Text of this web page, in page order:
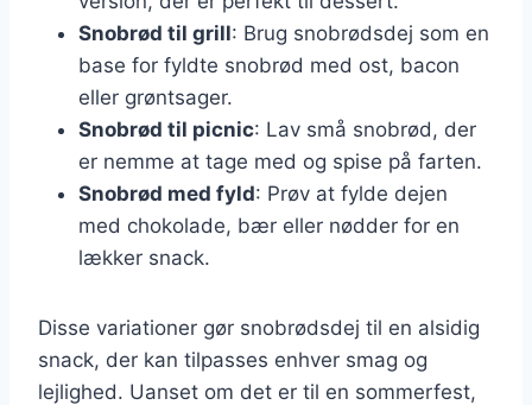
Snobrød til grill: Brug snobrødsdej som en
base for fyldte snobrød med ost, bacon
eller grøntsager.
Snobrød til picnic: Lav små snobrød, der
er nemme at tage med og spise på farten.
Snobrød med fyld: Prøv at fylde dejen
med chokolade, bær eller nødder for en
lækker snack.
Disse variationer gør snobrødsdej til en alsidig
snack, der kan tilpasses enhver smag og
lejlighed. Uanset om det er til en sommerfest,